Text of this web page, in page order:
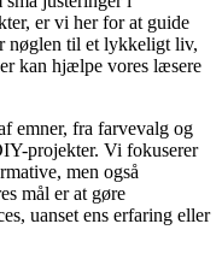
er vi her for at guide
nøglen til et lykkeligt liv,
kan hjælpe vores læsere
emner, fra farvevalg og
projekter. Vi fokuserer
men også
mål er at gøre
uanset ens erfaring eller